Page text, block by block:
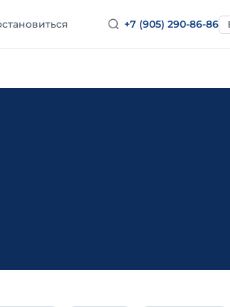
+7 (905) 290-86-86